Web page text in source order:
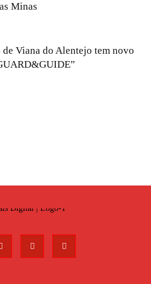
Minas
de Viana do Alentejo tem novo